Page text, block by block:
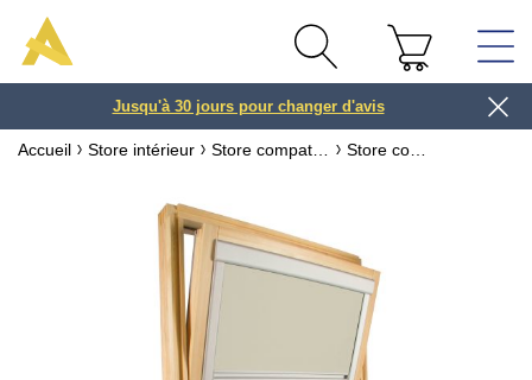
3 ou 4x
Jusqu'à 30 jours pour changer d'avis
Accueil Store intérieur